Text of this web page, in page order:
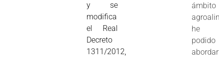
y se
modifica
el Real
Decreto
1311/2012,
ámbito
he
podido
abordar